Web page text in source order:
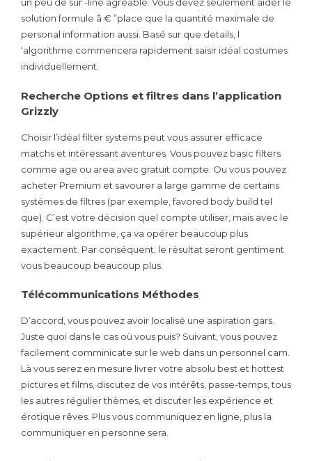
un peu de sur -line agréable. Vous devez seulement aider le
solution formule â € ”place que la quantité maximale de
personal information aussi. Basé sur que details, l
‘algorithme commencera rapidement saisir idéal costumes
individuellement.
Recherche Options et filtres dans l’application
Grizzly
Choisir l’idéal filter systems peut vous assurer efficace
matchs et intéressant aventures. Vous pouvez basic filters
comme age ou area avec gratuit compte. Ou vous pouvez
acheter Premium et savourer a large gamme de certains
systèmes de filtres (par exemple, favored body build tel
que). C’est votre décision quel compte utiliser, mais avec le
supérieur algorithme, ça va opérer beaucoup plus
exactement. Par conséquent, le résultat seront gentiment
vous beaucoup beaucoup plus.
Télécommunications Méthodes
D’accord, vous pouvez avoir localisé une aspiration gars.
Juste quoi dans le cas où vous puis? Suivant, vous pouvez
facilement comminicate sur le web dans un personnel cam.
Là vous serez en mesure livrer votre absolu best et hottest
pictures et films, discutez de vos intérêts, passe-temps, tous
les autres régulier thèmes, et discuter les expérience et
érotique rêves. Plus vous communiquez en ligne, plus la
communiquer en personne sera.